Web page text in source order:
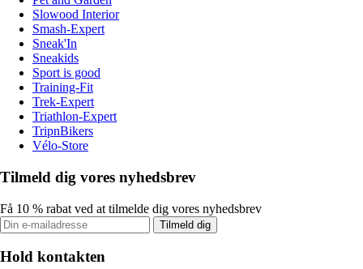
Slowood Interior
Smash-Expert
Sneak'In
Sneakids
Sport is good
Training-Fit
Trek-Expert
Triathlon-Expert
TripnBikers
Vélo-Store
Tilmeld dig vores nyhedsbrev
Få 10 % rabat ved at tilmelde dig vores nyhedsbrev
Tilmeld dig
Hold kontakten